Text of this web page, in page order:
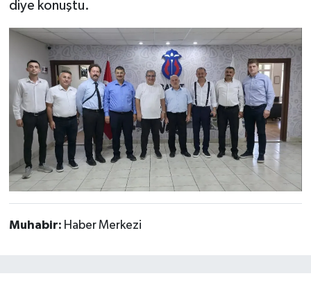
diye konuştu.
Muhabir: Haber Merkezi